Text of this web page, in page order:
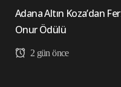
Adana Altın Koza’dan
Onur Ödülü
2 gün önce